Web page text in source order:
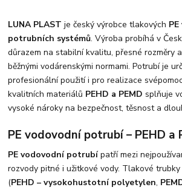
LUNA PLAST je český výrobce tlakových
potrubních systémů. Výroba probíhá v
důrazem na stabilní kvalitu, přesné rozměry
běžnými vodárenskými normami. Potrubí je
profesionální použití i pro realizace
kvalitních materiálů PEHD a PEMD splňuje
vysoké nároky na bezpečnost, těsnost a
PE vodovodní potrubí – PEHD a
PE vodovodní potrubípatří mezi
rozvody pitné i užitkové vody. Tlakové
(PEHD – vysokohustotní polyetylen,